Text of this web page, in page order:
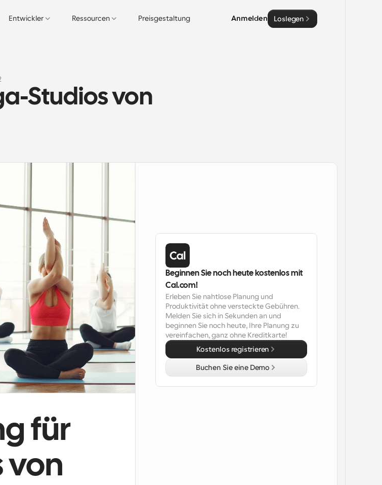
Entwickler Ressourcen Preisgestaltung Anmelden Loslegen
Studios von
für
von
Beginnen Sie noch heute kostenlos mit
Cal.com!
Erleben Sie nahtlose Planung und
Produktivität ohne versteckte Gebühren.
Melden Sie sich in Sekunden an und
beginnen Sie noch heute, Ihre Planung zu
vereinfachen, ganz ohne Kreditkarte!
Kostenlos registrieren
Buchen Sie eine Demo